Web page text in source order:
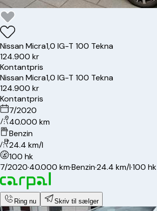
NissanMicra1,0 IG-T 100 Tekna
124.900 kr
Kontantpris
NissanMicra1,0 IG-T 100 Tekna
124.900 kr
Kontantpris
7/2020
40.000 km
Benzin
24.4 km/l
100 hk
7/2020·40.000 km·Benzin·24.4 km/l·100 hk
Ring nu Skriv til sælger